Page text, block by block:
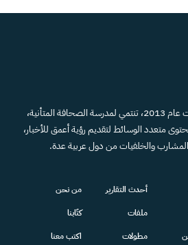
منصة إعلامية مستقلة، تأسست عام 2013، تنتمي لمدرسة الصحافة المتأنية،
متعدد الوسائط لتقديم رؤية أعمق للأخبار،
والخلفيات من دول عربية عدة.
أحدث التقارير
ملفات
مطولات
من نحن
كتّابنا
اكتب معنا